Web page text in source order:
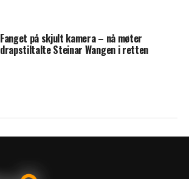
Fanget på skjult kamera – nå møter
drapstiltalte Steinar Wangen i retten